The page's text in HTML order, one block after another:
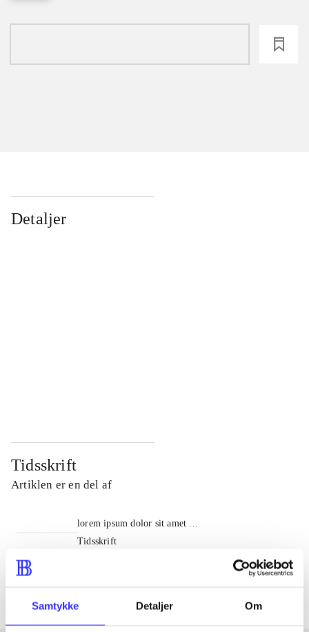
Samtykke Detaljer Om
Detaljer
Tidsskrift
Artiklen er en del af
lorem ipsum dolor sit amet ...
Tidsskrift
Artiklerne i